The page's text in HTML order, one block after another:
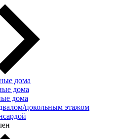
дома
дома
дома
цокольным этажом